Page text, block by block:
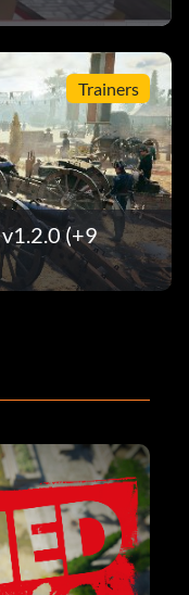
Trainers
(+9